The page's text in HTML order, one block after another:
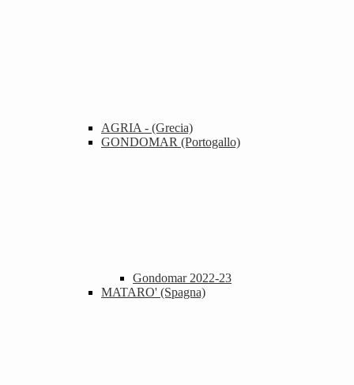
AGRIA - (Grecia)
GONDOMAR (Portogallo)
Gondomar 2022-23
MATARO' (Spagna)